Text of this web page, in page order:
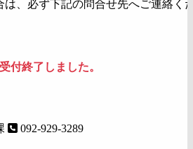
は、必ず下記の問合せ先へご連絡く
付終了しました。
092-929-3289